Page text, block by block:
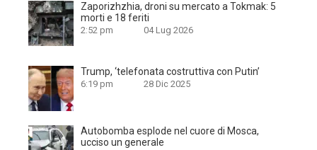
Zaporizhzhia, droni su mercato a Tokmak: 5
morti e 18 feriti
2:52 pm 04 Lug 2026
Trump, ‘telefonata costruttiva con Putin’
6:19 pm 28 Dic 2025
Autobomba esplode nel cuore di Mosca,
ucciso un generale